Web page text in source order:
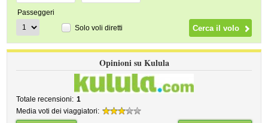
Passeggeri
Solo voli diretti
Opinioni su Kulula
Totale recensioni: 1
Media voti dei viaggiatori: